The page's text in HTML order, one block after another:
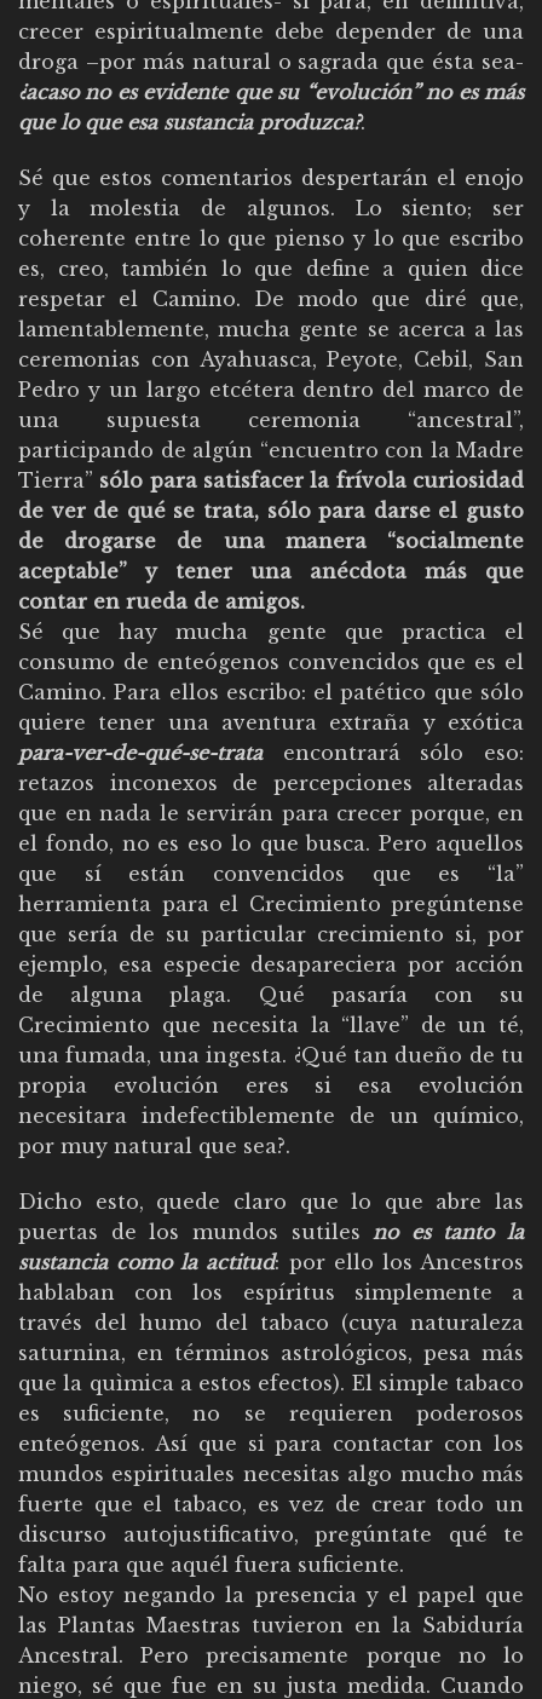
crecer espiritualmente debe depender de una
droga –por más natural o sagrada que ésta sea-
¿acaso no es evidente que su “evolución” no es más
que lo que esa sustancia produzca?.
Sé que estos comentarios despertarán el enojo
y la molestia de algunos. Lo siento; ser
coherente entre lo que pienso y lo que escribo
es, creo, también lo que define a quien dice
respetar el Camino. De modo que diré que,
lamentablemente, mucha gente se acerca a las
ceremonias con Ayahuasca, Peyote, Cebil, San
Pedro y un largo etcétera dentro del marco de
una supuesta ceremonia “ancestral”,
participando de algún “encuentro con la Madre
Tierra” sólo para satisfacer la frívola curiosidad
de ver de qué se trata, sólo para darse el gusto
de drogarse de una manera “socialmente
aceptable” y tener una anécdota más que
contar en rueda de amigos.
Sé que hay mucha gente que practica el
consumo de enteógenos convencidos que es el
Camino. Para ellos escribo: el patético que sólo
quiere tener una aventura extraña y exótica
para-ver-de-qué-se-trataencontrará sólo eso:
retazos inconexos de percepciones alteradas
que en nada le servirán para crecer porque, en
el fondo, no es eso lo que busca. Pero aquellos
que sí están convencidos que es “la”
herramienta para el Crecimiento pregúntense
que sería de su particular crecimiento si, por
ejemplo, esa especie desapareciera por acción
de alguna plaga. Qué pasaría con su
Crecimiento que necesita la “llave” de un té,
una fumada, una ingesta. ¿Qué tan dueño de tu
propia evolución eres si esa evolución
necesitara indefectiblemente de un químico,
por muy natural que sea?.
Dicho esto, quede claro que lo que abre las
puertas de los mundos sutiles no es tanto la
sustancia como la actitud: por ello los Ancestros
hablaban con los espíritus simplemente a
través del humo del tabaco (cuya naturaleza
saturnina, en términos astrológicos, pesa más
que la quìmica a estos efectos). El simple tabaco
es suficiente, no se requieren poderosos
enteógenos. Así que si para contactar con los
mundos espirituales necesitas algo mucho más
fuerte que el tabaco, es vez de crear todo un
discurso autojustificativo, pregúntate qué te
falta para que aquél fuera suficiente.
No estoy negando la presencia y el papel que
las Plantas Maestras tuvieron en la Sabiduría
Ancestral. Pero precisamente porque no lo
niego, sé que fue en su justa medida. Cuando